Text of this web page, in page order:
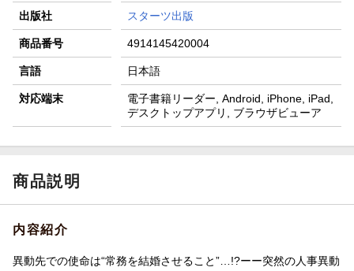
出版社 スターツ出版
商品番号 4914145420004
言語 日本語
対応端末
電子書籍リーダー, Android, iPhone, iPad,
デスクトップアプリ, ブラウザビューア
商品説明
内容紹介
異動先での使命は“常務を結婚させること”…!?ーー突然の人事異動